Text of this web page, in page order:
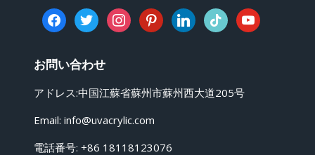
facebooktwitterinstagrampinterestlinkedintiktok youtube
お問い合わせ
アドレス:中国江蘇省蘇州市蘇州西大道205号
Email: info@uvacrylic.com
電話番号: +86 18118123076